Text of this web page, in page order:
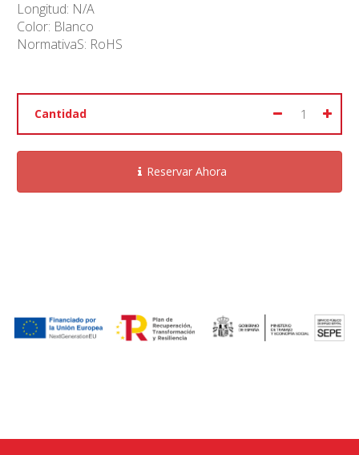
Longitud: N/A
Color: Blanco
NormativaS: RoHS
Cantidad
Reservar Ahora